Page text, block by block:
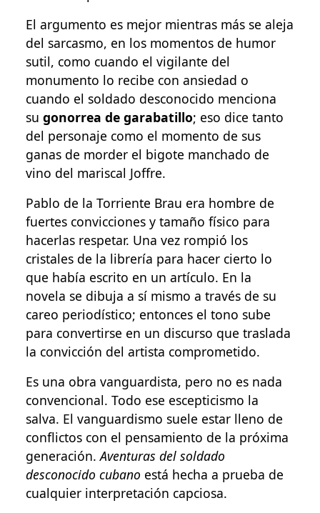
El argumento es mejor mientras más se aleja
del sarcasmo, en los momentos de humor
sutil, como cuando el vigilante del
monumento lo recibe con ansiedad o
cuando el soldado desconocido menciona
su gonorrea de garabatillo; eso dice tanto
del personaje como el momento de sus
ganas de morder el bigote manchado de
vino del mariscal Joffre.
Pablo de la Torriente Brau era hombre de
fuertes convicciones y tamaño físico para
hacerlas respetar. Una vez rompió los
cristales de la librería para hacer cierto lo
que había escrito en un artículo. En la
novela se dibuja a sí mismo a través de su
careo periodístico; entonces el tono sube
para convertirse en un discurso que traslada
la convicción del artista comprometido.
Es una obra vanguardista, pero no es nada
convencional. Todo ese escepticismo la
salva. El vanguardismo suele estar lleno de
conflictos con el pensamiento de la próxima
generación.Aventuras del soldado
desconocido cubano está hecha a prueba de
cualquier interpretación capciosa.